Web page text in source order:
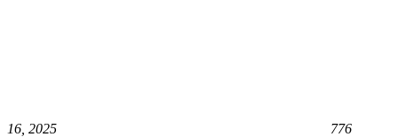
16, 2025 776